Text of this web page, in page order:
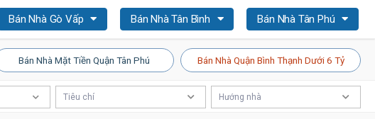
Bán Nhà Gò Vấp Bán Nhà Tân Bình Bán Nhà Tân Phú
Bán Nhà Mặt Tiền Quận Tân Phú Bán Nhà Quận Bình Thạnh Dưới 6 Tỷ
Tiêu chí Hướng nhà